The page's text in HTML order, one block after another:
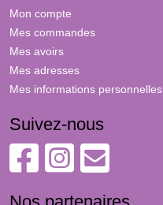
Mon compte
Mes commandes
Mes avoirs
Mes adresses
Mes informations personnelles
Suivez-nous